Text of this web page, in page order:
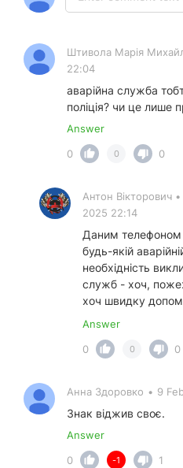
Штивола Марія
22:04
аварійна служба
поліція? чи це лише
Answer
0
0 0
Антон Вікторович •
2025 22:14
Даним телефоном
будь-якій
необхідність
служб - хоч,
хоч швидку
Answer
0
0 0
Анна Здоровко • 9
Знак віджив своє.
Answer
0
-1 1